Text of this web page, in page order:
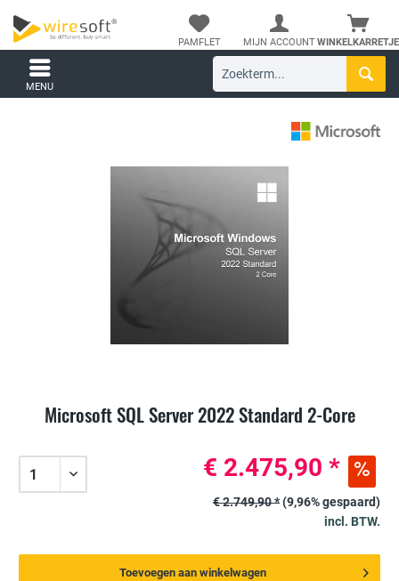
WINKELKARRETJE
PAMFLET MIJN ACCOUNT
MENU
Microsoft SQL Server 2022 Standard 2-Core
€ 2.475,90 *
€ 2.749,90 *(9,96% gespaard)
incl. BTW.
Toevoegen aan winkelwagen